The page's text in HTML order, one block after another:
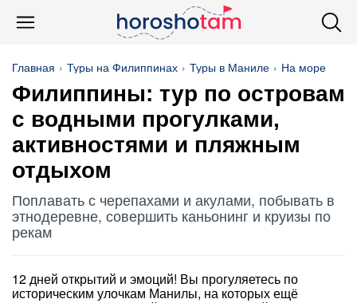
Главная Туры на Филиппинах Туры в Маниле На море
Филиппины: тур по островам
с водными прогулками,
активностями и пляжным
отдыхом
Поплавать с черепахами и акулами, побывать в
этнодеревне, совершить каньонинг и круизы по
рекам
12 дней открытий и эмоций! Вы прогуляетесь по
историческим улочкам Манилы, на которых ещё